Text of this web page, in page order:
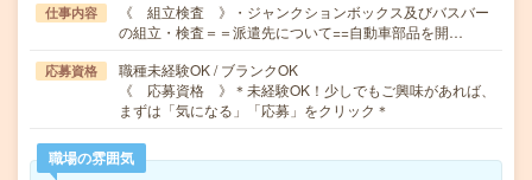
仕事内容
《 組立検査 》・ジャンクションボックス及びバスバー
の組立・検査＝＝派遣先について==自動車部品を開…
応募資格
職種未経験OK / ブランクOK
《 応募資格 》＊未経験OK！少しでもご興味があれば、
まずは「気になる」「応募」をクリック＊
職場の雰囲気